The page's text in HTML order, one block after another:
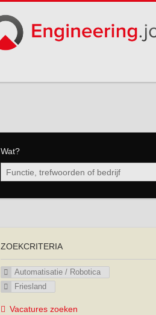
Wat?
ZOEKCRITERIA
Automatisatie / Robotica
Friesland
Vacatures zoeken